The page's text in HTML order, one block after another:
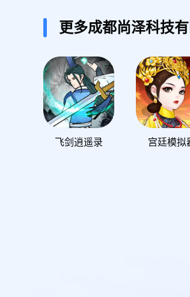
更多成都尚泽科技
飞剑逍遥录 宫廷模拟